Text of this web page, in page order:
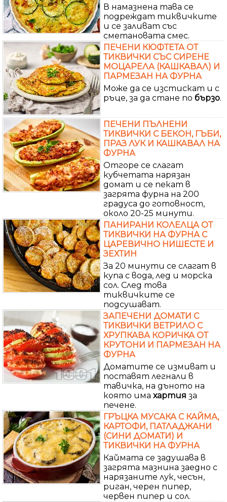
В намазнена тава се
подреждат тиквичките
и се заливат със
сметановата смес.
ПЕЧЕНИ КЮФТЕТА ОТ
ТИКВИЧКИ СЪС СИРЕНЕ
МОЦАРЕЛА (КАШКАВАЛ) И
ПАРМЕЗАН НА ФУРНА
Може да се изстискат и с
ръце, за да стане по бързо.
ПЕЧЕНИ ПЪЛНЕНИ
ТИКВИЧКИ С БЕКОН, ГЪБИ,
ПРАЗ ЛУК И КАШКАВАЛ НА
ФУРНА
Отгоре се слагат
кубчетата нарязан
домат и се пекат в
загрята фурна на 200
градуса до готовност,
около 20-25 минути.
ПАНИРАНИ КОЛЕЛЦА ОТ
ТИКВИЧКИ НА ФУРНА С
ЦАРЕВИЧНО НИШЕСТЕ И
ЗЕХТИН
За 20 минути се слагат в
купа с вода, лед и морска
сол. След това
тиквичките се
подсушават.
ЗАПЕЧЕНИ ДОМАТИ С
ТИКВИЧКИ ВЕТРИЛО С
ХРУПКАВА КОРИЧКА ОТ
КРУТОНИ И ПАРМЕЗАН НА
ФУРНА
Доматите се измиват и
поставят легнали в
тавичка, на дъното на
която има хартия за
печене.
ГРЪЦКА МУСАКА С КАЙМА,
КАРТОФИ, ПАТЛАДЖАНИ
(СИНИ ДОМАТИ) И
ТИКВИЧКИ НА ФУРНА
Каймата се задушава в
загрята мазнина заедно с
нарязаните лук, чесън,
риган, черен пипер,
червен пипер и сол.